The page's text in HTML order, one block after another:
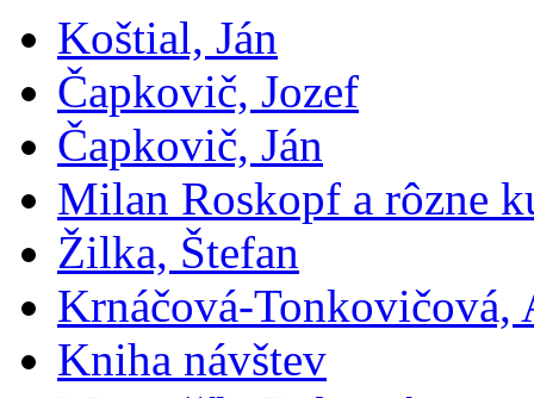
Koštial, Ján
Čapkovič, Jozef
Čapkovič, Ján
Milan Roskopf a rôzne
Žilka, Štefan
Krnáčová-Tonkovičová,
Kniha návštev